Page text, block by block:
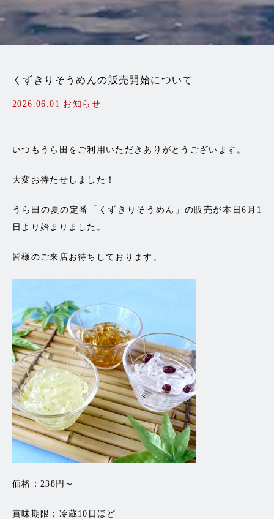
くずきりそうめんの販売開始について
2026.06.01 お知らせ
いつもうら田をご利用いただきありがとうございます。
大変お待たせしました！
うら田の夏の定番「くずきりそうめん」の販売が本日6月1
日より始まりました。
皆様のご来店お待ちしております。
価格：238円～
賞味期限：冷蔵10日ほど